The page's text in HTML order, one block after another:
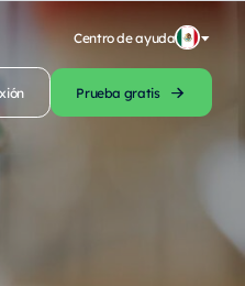
Centro de ayuda
Prueba gratis